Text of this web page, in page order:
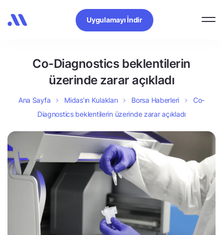
Uygulamayı İndir
Co-Diagnostics beklentilerin
üzerinde zarar açıkladı
Ana Sayfa Midas’ın Kulakları Borsa Haberleri
Co-
Diagnostics beklentilerin üzerinde zarar açıkladı